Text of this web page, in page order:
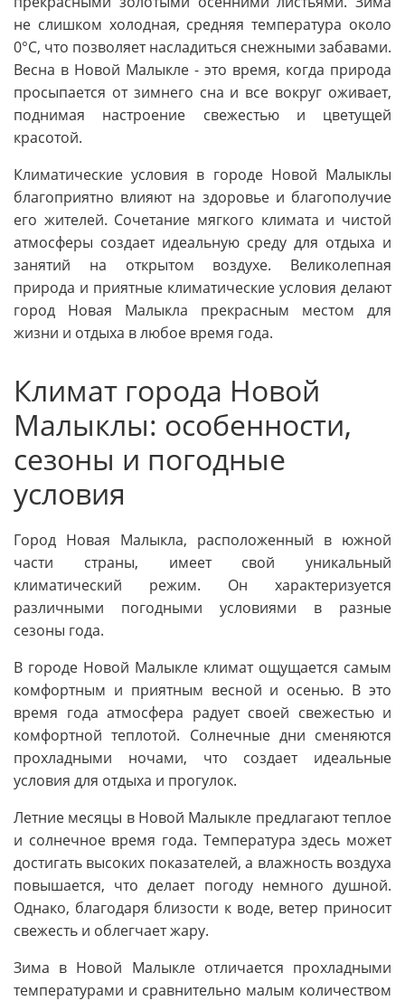
не слишком холодная, средняя температура около
0°C, что позволяет насладиться снежными забавами.
Весна в Новой Малыкле - это время, когда природа
просыпается от зимнего сна и все вокруг оживает,
поднимая настроение свежестью и цветущей
красотой.
Климатические условия в городе Новой Малыклы
благоприятно влияют на здоровье и благополучие
его жителей. Сочетание мягкого климата и чистой
атмосферы создает идеальную среду для отдыха и
занятий на открытом воздухе. Великолепная
природа и приятные климатические условия делают
город Новая Малыкла прекрасным местом для
жизни и отдыха в любое время года.
Климат города Новой
Малыклы: особенности,
сезоны и погодные
условия
Город Новая Малыкла, расположенный в южной
части страны, имеет свой уникальный
климатический режим. Он характеризуется
различными погодными условиями в разные
сезоны года.
В городе Новой Малыкле климат ощущается самым
комфортным и приятным весной и осенью. В это
время года атмосфера радует своей свежестью и
комфортной теплотой. Солнечные дни сменяются
прохладными ночами, что создает идеальные
условия для отдыха и прогулок.
Летние месяцы в Новой Малыкле предлагают теплое
и солнечное время года. Температура здесь может
достигать высоких показателей, а влажность воздуха
повышается, что делает погоду немного душной.
Однако, благодаря близости к воде, ветер приносит
свежесть и облегчает жару.
Зима в Новой Малыкле отличается прохладными
температурами и сравнительно малым количеством